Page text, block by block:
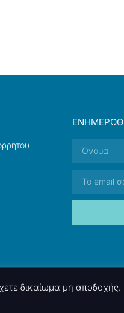
δικαίωμα μη αποδοχής.